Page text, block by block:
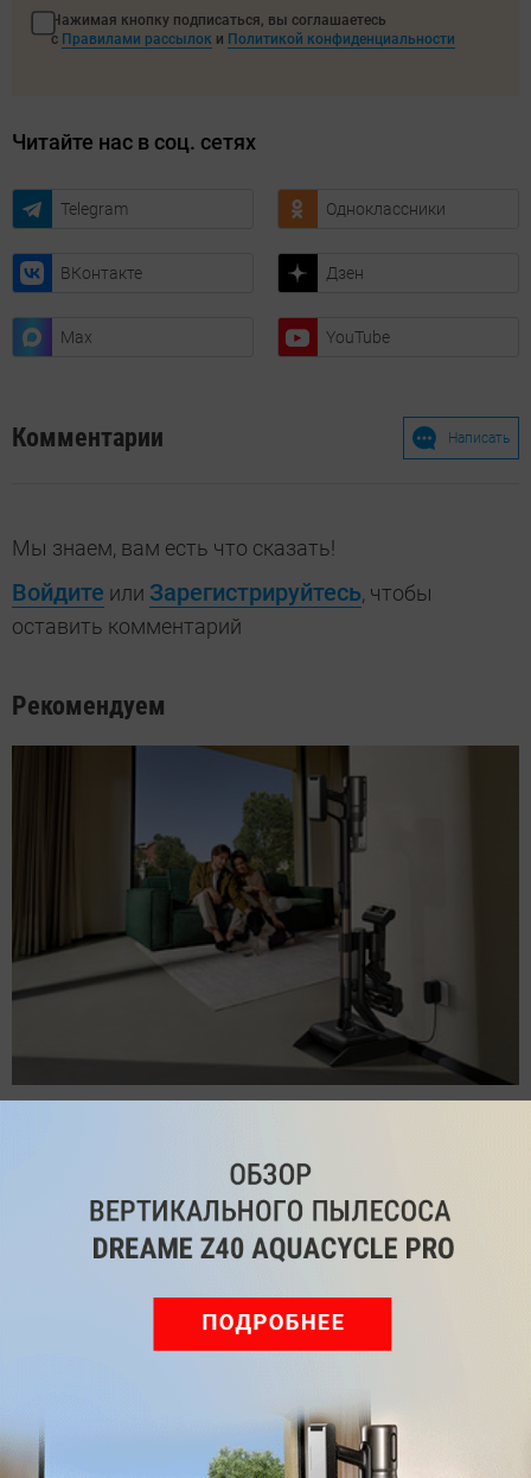
Нажимая кнопку подписаться, вы соглашаетесь
с Правилами рассылок и Политикой конфиденциальности
Читайте нас в соц. сетях
Telegram Одноклассники
ВКонтакте Дзен
Max YouTube
Комментарии Написать
Мы знаем, вам есть что сказать!
Войдите или Зарегистрируйтесь, чтобы
оставить комментарий
Рекомендуем